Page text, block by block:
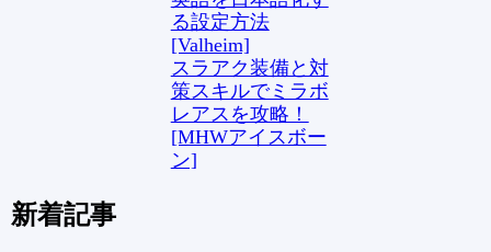
る設定方法
[Valheim]
スラアク装備と対
策スキルでミラボ
レアスを攻略！
[MHWアイスボー
ン]
新着記事